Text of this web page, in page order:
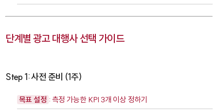
단계별 광고 대행사 선택 가이드
Step 1: 사전 준비 (1주)
목표 설정 : 측정 가능한 KPI 3개 이상 정하기